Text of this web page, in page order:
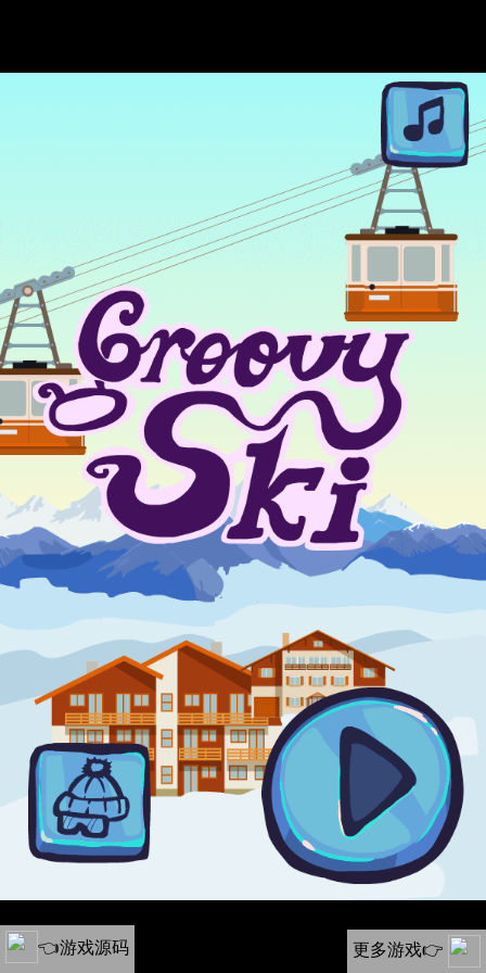
更多游戏👉
👈游戏源码